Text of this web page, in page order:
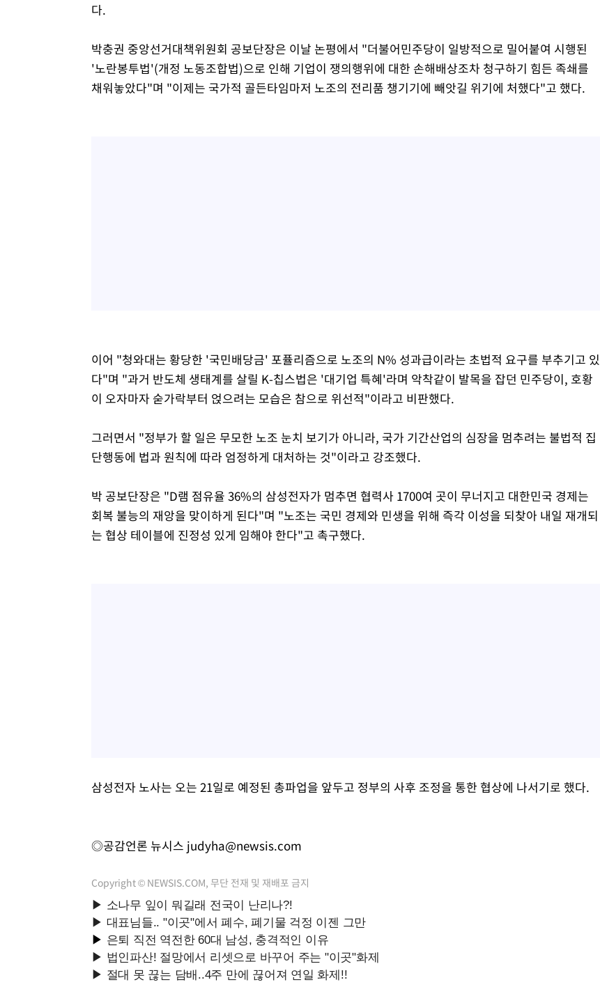
다.
박충권 중앙선거대책위원회 공보단장은 이날 논평에서 "더불어민주당이 일방적으로 밀어붙여 시행된
'노란봉투법'(개정 노동조합법)으로 인해 기업이 쟁의행위에 대한 손해배상조차 청구하기 힘든 족쇄를
채워놓았다"며 "이제는 국가적 골든타임마저 노조의 전리품 챙기기에 빼앗길 위기에 처했다"고 했다.
이어 "청와대는 황당한 '국민배당금' 포퓰리즘으로 노조의 N% 성과급이라는 초법적 요구를 부추기고 있
다"며 "과거 반도체 생태계를 살릴 K-칩스법은 '대기업 특혜'라며 악착같이 발목을 잡던 민주당이, 호황
이 오자마자 숟가락부터 얹으려는 모습은 참으로 위선적"이라고 비판했다.
그러면서 "정부가 할 일은 무모한 노조 눈치 보기가 아니라, 국가 기간산업의 심장을 멈추려는 불법적 집
단행동에 법과 원칙에 따라 엄정하게 대처하는 것"이라고 강조했다.
박 공보단장은 "D램 점유율 36%의 삼성전자가 멈추면 협력사 1700여 곳이 무너지고 대한민국 경제는
회복 불능의 재앙을 맞이하게 된다"며 "노조는 국민 경제와 민생을 위해 즉각 이성을 되찾아 내일 재개되
는 협상 테이블에 진정성 있게 임해야 한다"고 촉구했다.
삼성전자 노사는 오는 21일로 예정된 총파업을 앞두고 정부의 사후 조정을 통한 협상에 나서기로 했다.
◎공감언론 뉴시스 judyha@newsis.com
Copyright © NEWSIS.COM, 무단 전재 및 재배포 금지